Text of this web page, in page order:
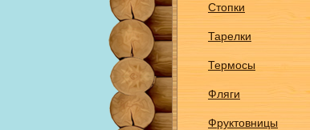
Стопки
Тарелки
Термосы
Фляги
Фруктовницы